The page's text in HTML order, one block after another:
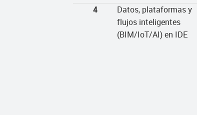
4
Datos, plataformas y
flujos inteligentes
(BIM/IoT/AI) en IDE